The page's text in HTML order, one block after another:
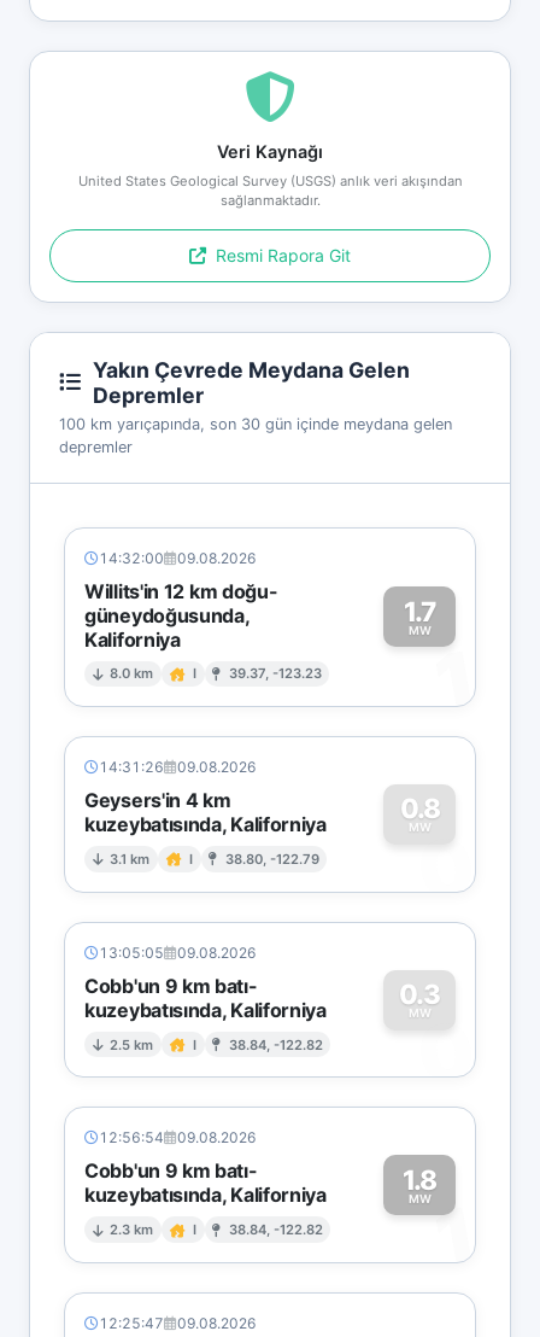
Veri Kaynağı
United States Geological Survey (USGS) anlık veri akışından
sağlanmaktadır.
Resmi Rapora Git
Yakın Çevrede Meydana Gelen
Depremler
100 km yarıçapında, son 30 gün içinde meydana gelen
depremler
14:32:00 09.08.2026
Willits'in 12 km doğu-
güneydoğusunda,
Kaliforniya
8.0 km I 39.37, -123.23
1.7
MW
1
14:31:26 09.08.2026
Geysers'in 4 km
kuzeybatısında, Kaliforniya
3.1 km I 38.80, -122.79
0.8
MW
0
13:05:05 09.08.2026
Cobb'un 9 km batı-
kuzeybatısında, Kaliforniya
2.5 km I 38.84, -122.82
0.3
MW
0
12:56:54 09.08.2026
Cobb'un 9 km batı-
kuzeybatısında, Kaliforniya
2.3 km I 38.84, -122.82
1.8
MW1
12:25:47 09.08.2026